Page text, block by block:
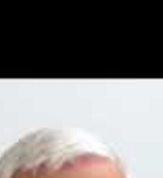
Jahren einen